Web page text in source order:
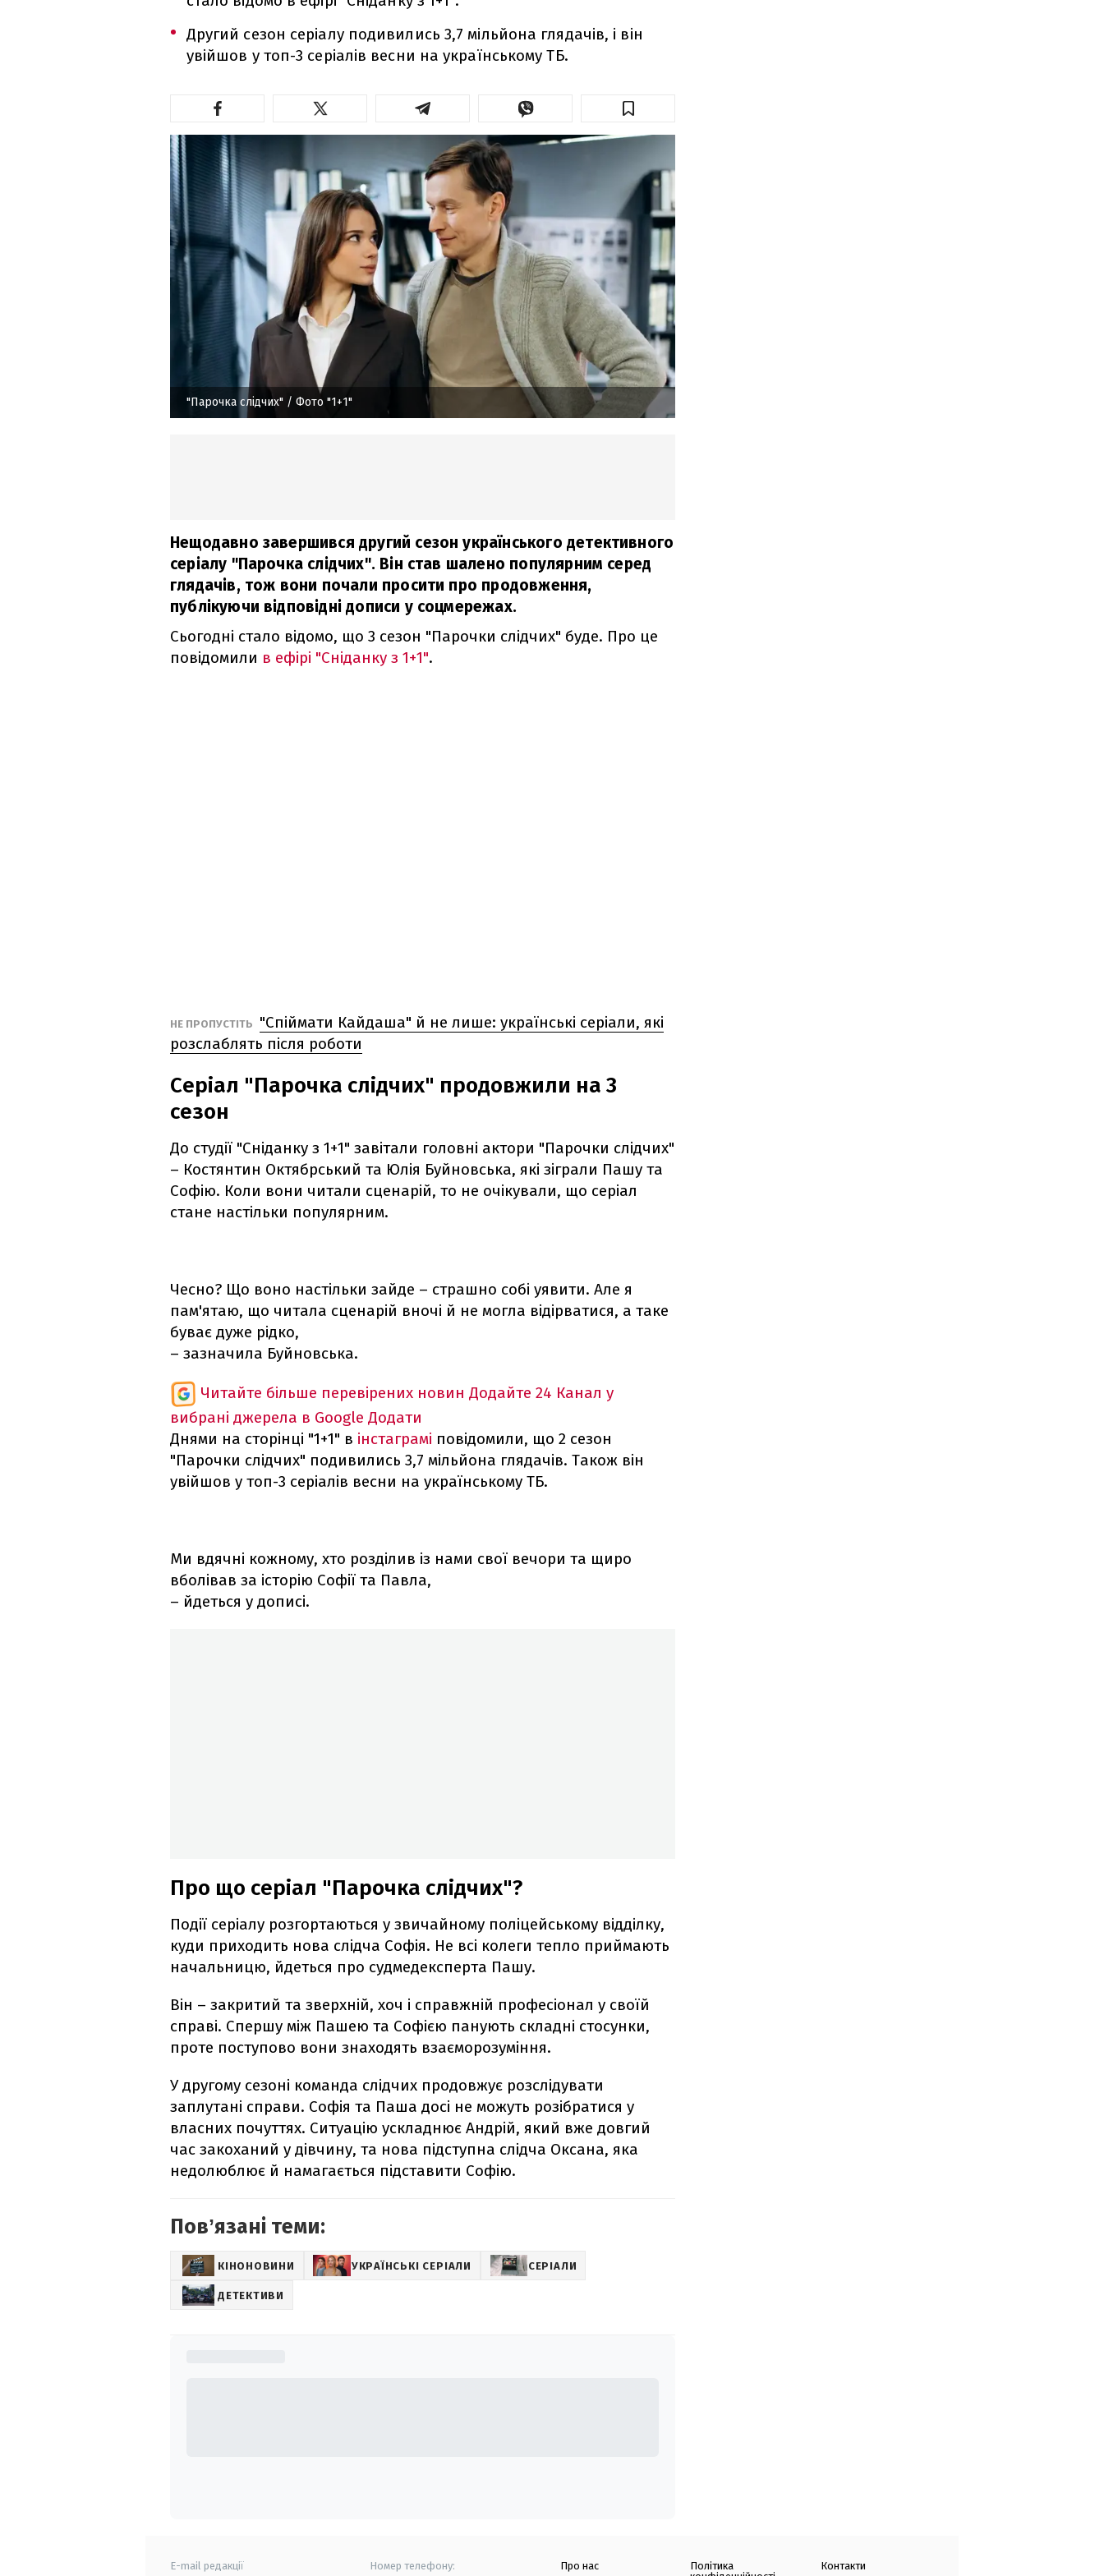
Другий сезон серіалу подивились 3,7 мільйона глядачів, і він
увійшов у топ-3 серіалів весни на українському ТБ.
"Парочка слідчих" / Фото "1+1"
Нещодавно завершився другий сезон українського детективного
серіалу "Парочка слідчих". Він став шалено популярним серед
глядачів, тож вони почали просити про продовження,
публікуючи відповідні дописи у соцмережах.
Сьогодні стало відомо, що 3 сезон "Парочки слідчих" буде. Про це
повідомили в ефірі "Сніданку з 1+1".
НЕ ПРОПУСТІТЬ
"Спіймати Кайдаша" й не лише: українські серіали, які
розслаблять після роботи
Серіал "Парочка слідчих" продовжили на 3
сезон
До студії "Сніданку з 1+1" завітали головні актори "Парочки слідчих"
– Костянтин Октябрський та Юлія Буйновська, які зіграли Пашу та
Софію. Коли вони читали сценарій, то не очікували, що серіал
стане настільки популярним.
Чесно? Що воно настільки зайде – страшно собі уявити. Але я
пам'ятаю, що читала сценарій вночі й не могла відірватися, а таке
буває дуже рідко,
– зазначила Буйновська.
Читайте більше перевірених новин Додайте 24 Канал у
вибрані джерела в Google Додати
Днями на сторінці "1+1" в інстаграмі повідомили, що 2 сезон
"Парочки слідчих" подивились 3,7 мільйона глядачів. Також він
увійшов у топ-3 серіалів весни на українському ТБ.
Ми вдячні кожному, хто розділив із нами свої вечори та щиро
вболівав за історію Софії та Павла,
– йдеться у дописі.
Про що серіал "Парочка слідчих"?
Події серіалу розгортаються у звичайному поліцейському відділку,
куди приходить нова слідча Софія. Не всі колеги тепло приймають
начальницю, йдеться про судмедексперта Пашу.
Він – закритий та зверхній, хоч і справжній професіонал у своїй
справі. Спершу між Пашею та Софією панують складні стосунки,
проте поступово вони знаходять взаєморозуміння.
У другому сезоні команда слідчих продовжує розслідувати
заплутані справи. Софія та Паша досі не можуть розібратися у
власних почуттях. Ситуацію ускладнює Андрій, який вже довгий
час закоханий у дівчину, та нова підступна слідча Оксана, яка
недолюблює й намагається підставити Софію.
Повʼязані теми:
КІНОНОВИНИ УКРАЇНСЬКІ СЕРІАЛИ СЕРІАЛИ
ДЕТЕКТИВИ
E-mail редакції Номер телефону: Про нас
Політика
Контакти